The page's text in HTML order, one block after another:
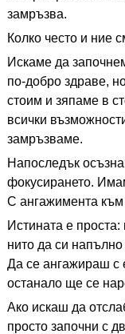
замръзва.
Колко често и ние
Искаме да
по-добро здраве,
стоим и зяпаме в
всички
замръзваме.
Напоследък
фокусирането.
С ангажимента
Истината е
нито да си
Да се ангажираш с
останало ще се
Ако искаш да
просто започни с